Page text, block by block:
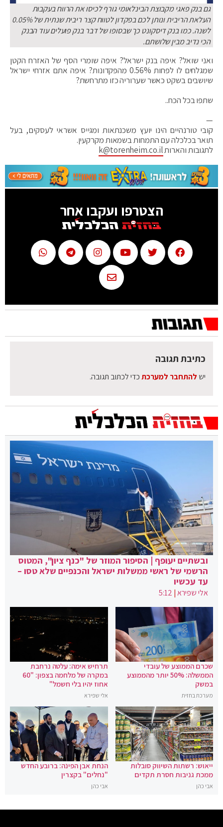
גם בנק פאגי מקבוצת הבינלאומי גורף לכיסו את הרווח בעקבות
העלאת הריבית ונותן לכם בפקדון לטווח קצר ריבית שנתית של 0.05%
לשנה. כמו בנק דיסקונט כך שבסופו של דבר בנק פועלים עוד הבנק
הכי נדיב מבין שלושתם.
ואני שואל? איפה בנק ישראל? איפה שומרי הסף של האזרח הקטן
שמגלחים לו לפחות 0.56% מהפקדונות? איפה אתם אזרחי ישראל
שיושבים בשקט כאשר שערוריה כזו מתרחשת?
שתפו בכל הכח..
—
קובי טורנהיים הינו יועץ משכנתאות ומגייס אשראי לעסקים, בעל
תואר בכלכלה עם התמחות בשמאות מקרקעין.
לתגובות והארותk@torenheim.co.il
הצטרפו ועקבו אחר
כתיבת תגובה
יש להתחבר למערכתכדי לכתוב תגובה.
ובשתיים יעופף | הסיפור המוזר של "כנף ציון", המטוס
הרשמי של ראשי ממשלות ישראל והכנפיים שלא טסו –
עד עכשיו
אלי שפירא|
5:12
שכרם הממוצע של עובדי
הממשלה: 50% יותר מהממוצע
במשק
מערכת בחזית
תרחיש אימה: עלטה נרחבת
במקרה של מלחמה בצפון: "60
אחוז יהיו בלי חשמל"
אלי שפירא
ייאוש: רשתות השיווק סובלות
ממכת גניבות חסרת תקדים
אבי כהן
הנחת אבן הפינה: ברובע החדש
"נחלים" בקצרין
אבי כהן